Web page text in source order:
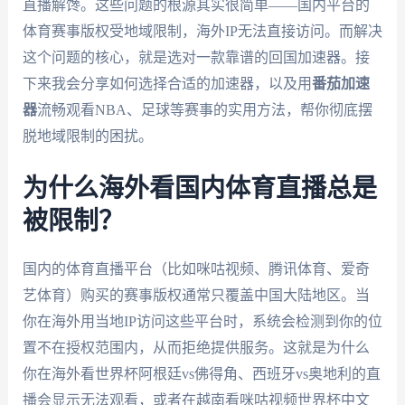
直播解馋。这些问题的根源其实很简单——国内平台的
体育赛事版权受地域限制，海外IP无法直接访问。而解决
这个问题的核心，就是选对一款靠谱的回国加速器。接
下来我会分享如何选择合适的加速器，以及用番茄加速
器流畅观看NBA、足球等赛事的实用方法，帮你彻底摆
脱地域限制的困扰。
为什么海外看国内体育直播总是
被限制？
国内的体育直播平台（比如咪咕视频、腾讯体育、爱奇
艺体育）购买的赛事版权通常只覆盖中国大陆地区。当
你在海外用当地IP访问这些平台时，系统会检测到你的位
置不在授权范围内，从而拒绝提供服务。这就是为什么
你在海外看世界杯阿根廷vs佛得角、西班牙vs奥地利的直
播会显示无法观看，或者在越南看咪咕视频世界杯中文